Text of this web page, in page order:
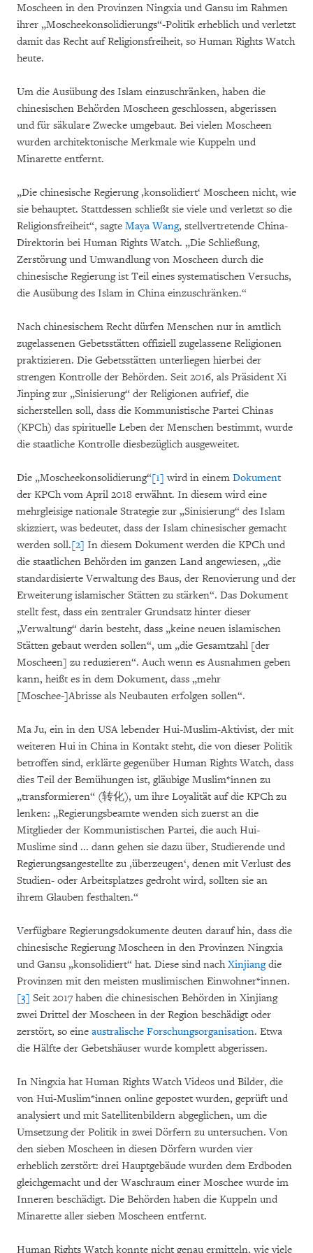
Moscheen in den Provinzen Ningxia und Gansu im Rahmen
ihrer „Moscheekonsolidierungs“-Politik erheblich und verletzt
damit das Recht auf Religionsfreiheit, so Human Rights Watch
heute.
Um die Ausübung des Islam einzuschränken, haben die
chinesischen Behörden Moscheen geschlossen, abgerissen
und für säkulare Zwecke umgebaut. Bei vielen Moscheen
wurden architektonische Merkmale wie Kuppeln und
Minarette entfernt.
„Die chinesische Regierung ‚konsolidiert‘ Moscheen nicht, wie
sie behauptet. Stattdessen schließt sie viele und verletzt so die
Religionsfreiheit“, sagte Maya Wang, stellvertretende China-
Direktorin bei Human Rights Watch. „Die Schließung,
Zerstörung und Umwandlung von Moscheen durch die
chinesische Regierung ist Teil eines systematischen Versuchs,
die Ausübung des Islam in China einzuschränken.“
Nach chinesischem Recht dürfen Menschen nur in amtlich
zugelassenen Gebetsstätten offiziell zugelassene Religionen
praktizieren. Die Gebetsstätten unterliegen hierbei der
strengen Kontrolle der Behörden. Seit 2016, als Präsident Xi
Jinping zur „Sinisierung“ der Religionen aufrief, die
sicherstellen soll, dass die Kommunistische Partei Chinas
(KPCh) das spirituelle Leben der Menschen bestimmt, wurde
die staatliche Kontrolle diesbezüglich ausgeweitet.
Die „Moscheekonsolidierung“[1] wird in einem Dokument
der KPCh vom April 2018 erwähnt. In diesem wird eine
mehrgleisige nationale Strategie zur „Sinisierung“ des Islam
skizziert, was bedeutet, dass der Islam chinesischer gemacht
werden soll.[2] In diesem Dokument werden die KPCh und
die staatlichen Behörden im ganzen Land angewiesen, „die
standardisierte Verwaltung des Baus, der Renovierung und der
Erweiterung islamischer Stätten zu stärken“. Das Dokument
stellt fest, dass ein zentraler Grundsatz hinter dieser
„Verwaltung“ darin besteht, dass „keine neuen islamischen
Stätten gebaut werden sollen“, um „die Gesamtzahl [der
Moscheen] zu reduzieren“. Auch wenn es Ausnahmen geben
kann, heißt es in dem Dokument, dass „mehr
[Moschee-]Abrisse als Neubauten erfolgen sollen“.
Ma Ju, ein in den USA lebender Hui-Muslim-Aktivist, der mit
weiteren Hui in China in Kontakt steht, die von dieser Politik
betroffen sind, erklärte gegenüber Human Rights Watch, dass
dies Teil der Bemühungen ist, gläubige Muslim*innen zu
„transformieren“ (转化), um ihre Loyalität auf die KPCh zu
lenken: „Regierungsbeamte wenden sich zuerst an die
Mitglieder der Kommunistischen Partei, die auch Hui-
Muslime sind ... dann gehen sie dazu über, Studierende und
Regierungsangestellte zu ‚überzeugen‘, denen mit Verlust des
Studien- oder Arbeitsplatzes gedroht wird, sollten sie an
ihrem Glauben festhalten.“
Verfügbare Regierungsdokumente deuten darauf hin, dass die
chinesische Regierung Moscheen in den Provinzen Ningxia
und Gansu „konsolidiert“ hat. Diese sind nachXinjiangdie
Provinzen mit den meisten muslimischen Einwohner*innen.
[3] Seit 2017 haben die chinesischen Behörden in Xinjiang
zwei Drittel der Moscheen in der Region beschädigt oder
zerstört, so eine australische Forschungsorganisation. Etwa
die Hälfte der Gebetshäuser wurde komplett abgerissen.
In Ningxia hat Human Rights Watch Videos und Bilder, die
von Hui-Muslim*innen online gepostet wurden, geprüft und
analysiert und mit Satellitenbildern abgeglichen, um die
Umsetzung der Politik in zwei Dörfern zu untersuchen. Von
den sieben Moscheen in diesen Dörfern wurden vier
erheblich zerstört: drei Hauptgebäude wurden dem Erdboden
gleichgemacht und der Waschraum einer Moschee wurde im
Inneren beschädigt. Die Behörden haben die Kuppeln und
Minarette aller sieben Moscheen entfernt.
Human Rights Watch konnte nicht genau ermitteln, wie viele